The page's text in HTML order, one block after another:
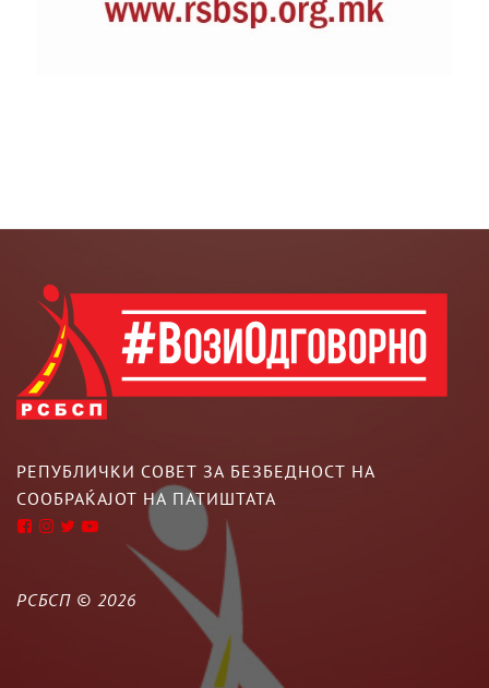
РЕПУБЛИЧКИ СОВЕТ ЗА БЕЗБЕДНОСТ НА
СООБРАЌАЈОТ НА ПАТИШТАТА
РСБСП © 2026